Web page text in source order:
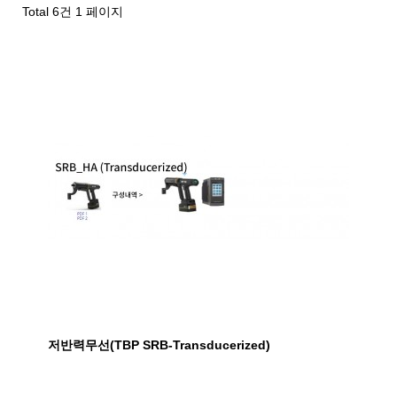
Total 6건 1 페이지
저반력무선(TBP SRB-Transducerized)